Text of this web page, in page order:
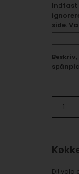
Indtast
side.
Dit valg